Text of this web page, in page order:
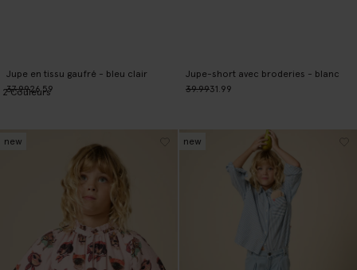
Jupe en tissu gaufré - bleu clair
37.9926.59
2Couleurs
Jupe-short avec broderies - blanc
39.9931.99
new new